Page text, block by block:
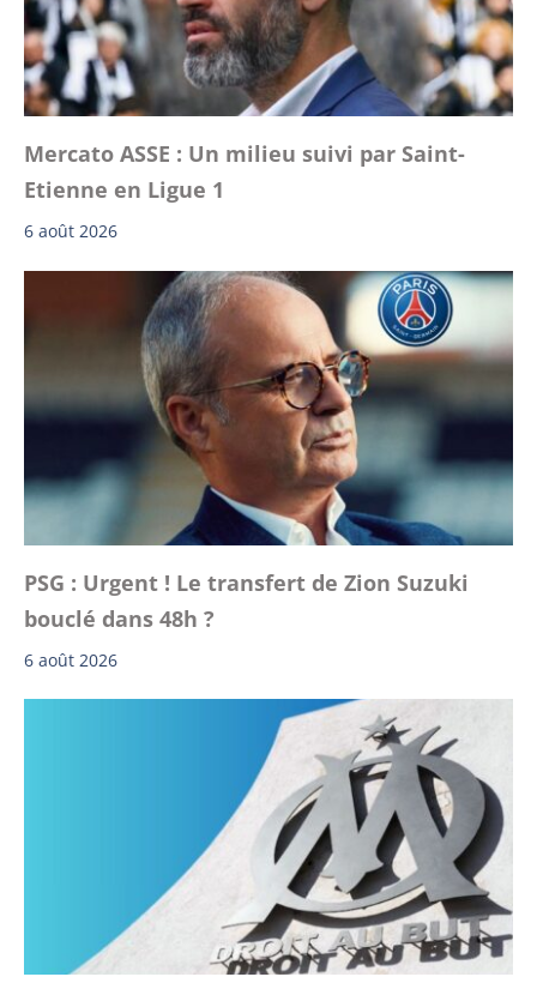
Mercato ASSE : Un milieu suivi par Saint-
Etienne en Ligue 1
6 août 2026
PSG : Urgent ! Le transfert de Zion Suzuki
bouclé dans 48h ?
6 août 2026